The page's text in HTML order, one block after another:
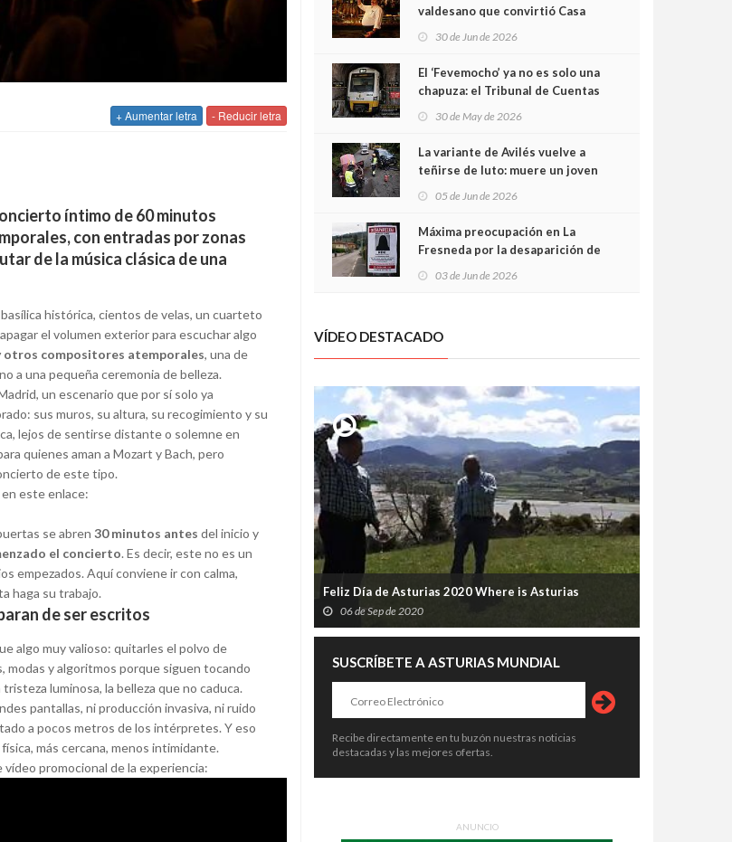
+ Aumentar letra - Reducir letra
íntimo de 60 minutos
con entradas por zonas
de la música clásica de una
histórica, cientos de velas, un cuarteto
el volumen exterior para escuchar algo
otros compositores atemporales, una de
a una pequeña ceremonia de belleza.
un escenario que por sí solo ya
sus muros, su altura, su recogimiento y su
lejos de sentirse distante o solemne en
quienes aman a Mozart y Bach, pero
de este tipo.
este enlace:
se abren 30 minutos antes del inicio y
el concierto. Es decir, este no es un
empezados. Aquí conviene ir con calma,
haga su trabajo.
de ser escritos
algo muy valioso: quitarles el polvo de
modas y algoritmos porque siguen tocando
luminosa, la belleza que no caduca.
pantallas, ni producción invasiva, ni ruido
a pocos metros de los intérpretes. Y eso
más cercana, menos intimidante.
promocional de la experiencia:
valdesano que convirtió Casa
30 de Jun de 2026
El ‘Fevemocho’ ya no es solo una
chapuza: el Tribunal de Cuentas
sobrecoste de los trenes que no
cabían por los túneles
30 de May de 2026
La variante de Avilés vuelve a
teñirse de luto: muere un joven
05 de Jun de 2026
Máxima preocupación en La
Fresneda por la desaparición de
03 de Jun de 2026
VÍDEO DESTACADO
Feliz Día de Asturias 2020 Where is Asturias
06 de Sep de 2020
SUSCRÍBETE A ASTURIAS MUNDIAL
Recibe directamente en tu buzón nuestras noticias
destacadas y las mejores ofertas.
ANUNCIO